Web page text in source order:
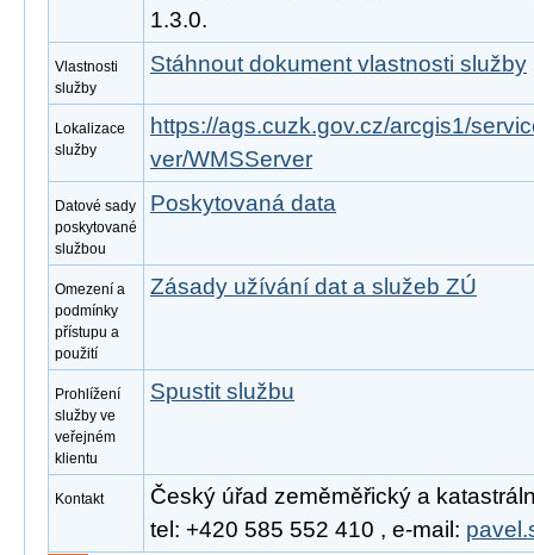
1.3.0.
Vlastnosti
služby
Stáhnout dokument vlastnosti služby
Lokalizace
služby
https://ags.cuzk.gov.cz/arcgis1/
ver/WMSServer
Datové sady
poskytované
službou
Poskytovaná data
Omezení a
podmínky
přístupu a
použití
Zásady užívání dat a služeb ZÚ
Prohlížení
služby ve
veřejném
klientu
Spustit službu
Kontakt
Český úřad zeměměřický a
tel: +420 585 552 410 , e-mail: